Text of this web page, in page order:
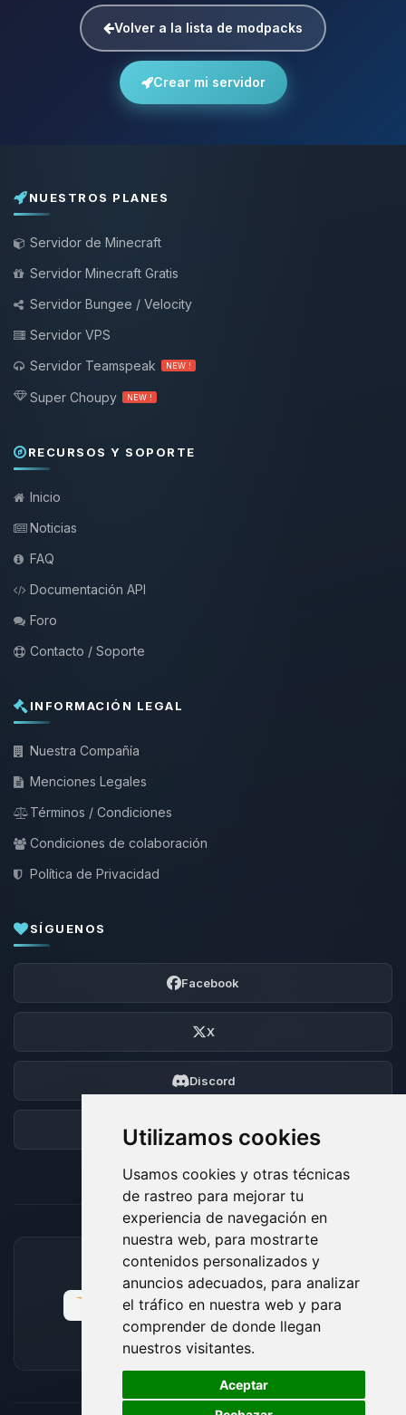
Utilizamos cookies
Usamos cookies y otras técnicas
de rastreo para mejorar tu
experiencia de navegación en
nuestra web, para mostrarte
contenidos personalizados y
anuncios adecuados, para analizar
el tráfico en nuestra web y para
comprender de donde llegan
nuestros visitantes.
Aceptar
Volver a la lista de modpacks
Crear mi servidor
NUESTROS PLANES
Servidor de Minecraft
Servidor Minecraft Gratis
Servidor Bungee / Velocity
Servidor VPS
Servidor Teamspeak
NEW !
Super Choupy NEW !
RECURSOS Y SOPORTE
Inicio
Noticias
FAQ
Documentación API
Foro
Contacto / Soporte
INFORMACIÓN LEGAL
Nuestra Compañía
Menciones Legales
Términos / Condiciones
Condiciones de colaboración
Política de Privacidad
SÍGUENOS
Facebook
X
Discord
Foro
MÉTODOS DE PAGO ACEPTADOS
🍪